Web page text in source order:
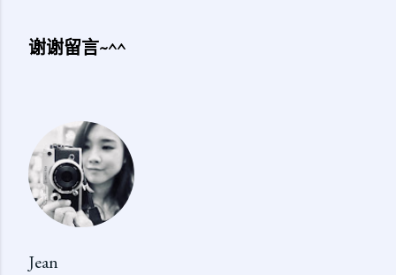
论
谢谢留言~^^
Jean